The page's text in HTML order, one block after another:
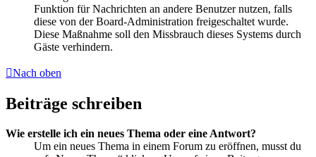
Funktion für Nachrichten an andere Benutzer nutzen, falls
diese von der Board-Administration freigeschaltet wurde.
Diese Maßnahme soll den Missbrauch dieses Systems durch
Gäste verhindern.
Nach oben
Beiträge schreiben
Wie erstelle ich ein neues Thema oder eine Antwort?
Um ein neues Thema in einem Forum zu eröffnen, musst du